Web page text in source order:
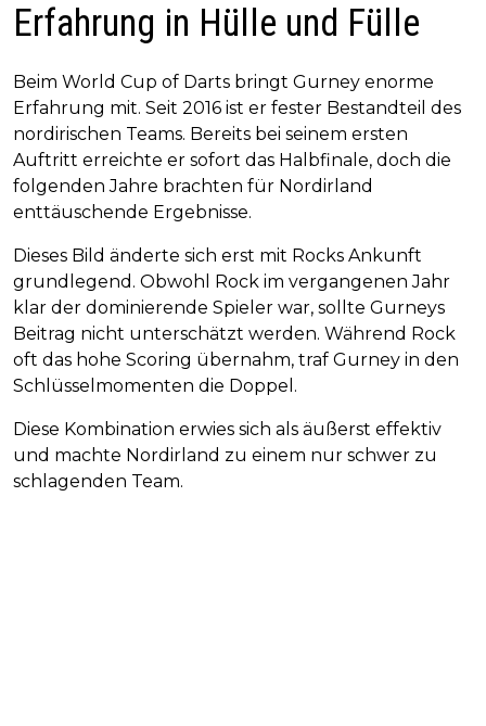
Erfahrung in Hülle und Fülle
Beim World Cup of Darts bringt Gurney enorme
Erfahrung mit. Seit 2016 ist er fester Bestandteil des
nordirischen Teams. Bereits bei seinem ersten
Auftritt erreichte er sofort das Halbfinale, doch die
folgenden Jahre brachten für Nordirland
enttäuschende Ergebnisse.
Dieses Bild änderte sich erst mit Rocks Ankunft
grundlegend. Obwohl Rock im vergangenen Jahr
klar der dominierende Spieler war, sollte Gurneys
Beitrag nicht unterschätzt werden. Während Rock
oft das hohe Scoring übernahm, traf Gurney in den
Schlüsselmomenten die Doppel.
Diese Kombination erwies sich als äußerst effektiv
und machte Nordirland zu einem nur schwer zu
schlagenden Team.